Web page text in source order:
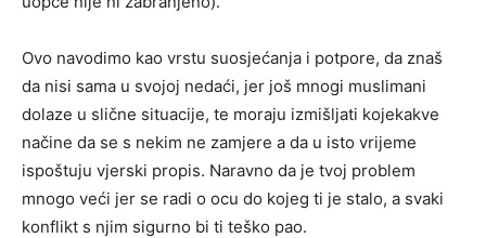
Ovo navodimo kao vrstu suosjećanja i potpore, da znaš
da nisi sama u svojoj nedaći, jer još mnogi muslimani
dolaze u slične situacije, te moraju izmišljati kojekakve
načine da se s nekim ne zamjere a da u isto vrijeme
ispoštuju vjerski propis. Naravno da je tvoj problem
mnogo veći jer se radi o ocu do kojeg ti je stalo, a svaki
konflikt s njim sigurno bi ti teško pao.